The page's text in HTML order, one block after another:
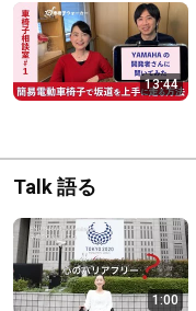
13:44
Talk 語る
1:00